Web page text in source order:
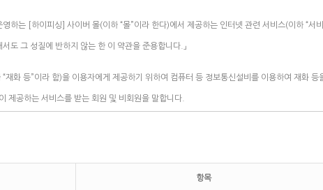
항목